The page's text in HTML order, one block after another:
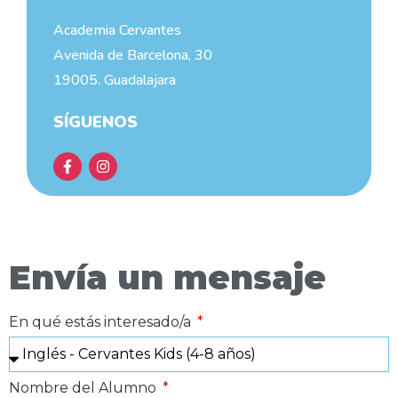
Academia Cervantes
Avenida de Barcelona, 30
19005. Guadalajara
SÍGUENOS
Envía un mensaje
En qué estás interesado/a
Nombre del Alumno